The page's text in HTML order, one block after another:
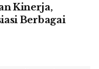
Kinerja,
Berbagai